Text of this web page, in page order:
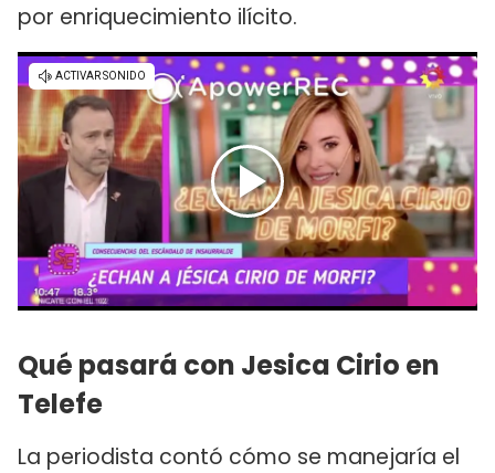
por enriquecimiento ilícito.
Qué pasará con Jesica Cirio en
Telefe
La periodista contó cómo se manejaría el